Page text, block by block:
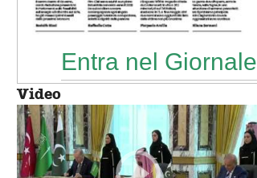
Entra nel Giornale
Video